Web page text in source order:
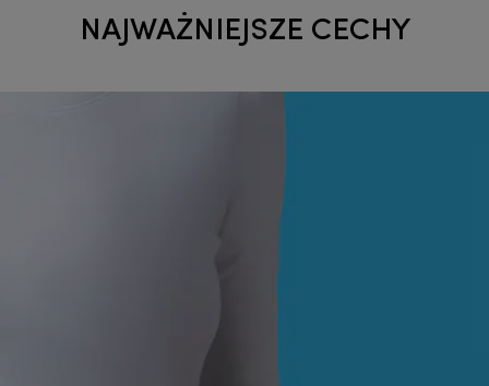
NAJWAŻNIEJSZE CECHY